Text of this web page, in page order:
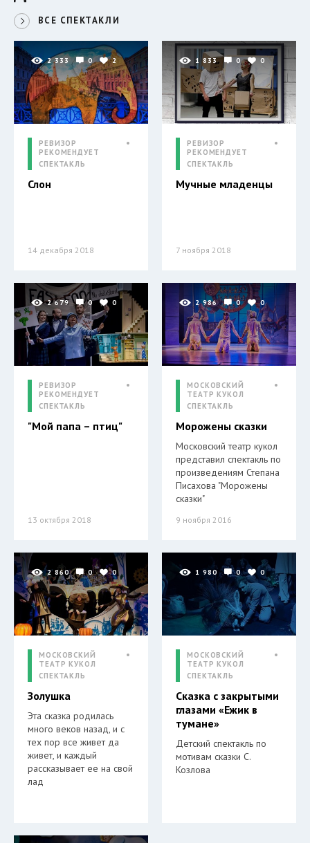
ВСЕ СПЕКТАКЛИ
2 333 0 2
РЕВИЗОР
РЕКОМЕНДУЕТ
СПЕКТАКЛЬ
Слон
14 декабря 2018
1 833 0 0
РЕВИЗОР
РЕКОМЕНДУЕТ
СПЕКТАКЛЬ
Мучные младенцы
7 ноября 2018
2 679 0 0
РЕВИЗОР
РЕКОМЕНДУЕТ
СПЕКТАКЛЬ
"Мой папа – птиц"
13 октября 2018
2 986 0 0
МОСКОВСКИЙ
ТЕАТР КУКОЛ
СПЕКТАКЛЬ
Морожены сказки
Московский театр кукол
представил спектакль по
произведениям Степана
Писахова "Морожены
сказки"
9 ноября 2016
2 860 0 0
МОСКОВСКИЙ
ТЕАТР КУКОЛ
СПЕКТАКЛЬ
Золушка
Эта сказка родилась
много веков назад, и с
тех пор все живет да
живет, и каждый
рассказывает ее на свой
лад
1 980 0 0
МОСКОВСКИЙ
ТЕАТР КУКОЛ
СПЕКТАКЛЬ
Сказка с закрытыми
глазами «Ежик в
тумане»
Детский спектакль по
мотивам сказки С.
Козлова